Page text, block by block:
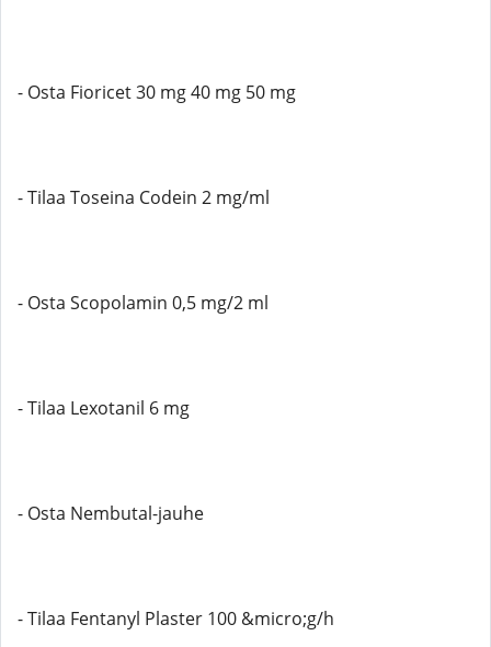
- Osta Fioricet 30 mg 40 mg 50 mg
- Tilaa Toseina Codein 2 mg/ml
- Osta Scopolamin 0,5 mg/2 ml
- Tilaa Lexotanil 6 mg
- Osta Nembutal-jauhe
- Tilaa Fentanyl Plaster 100 &micro;g/h